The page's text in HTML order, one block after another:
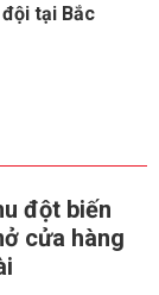
tại Bắc
đột biến
cửa hàng